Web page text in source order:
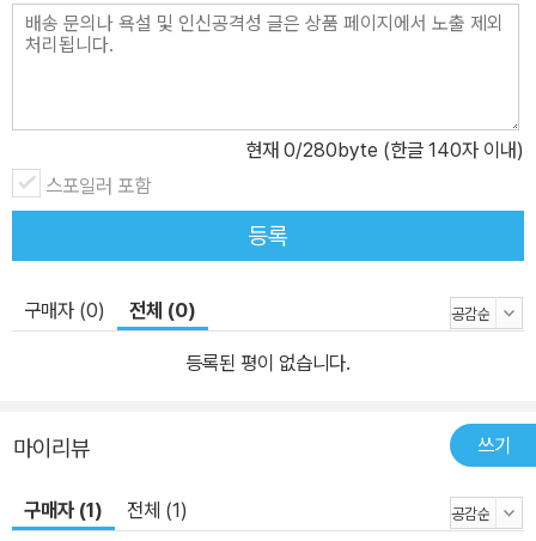
현재 0/280byte (한글 140자 이내)
스포일러 포함
등록
구매자 (0) 전체 (0)
등록된 평이 없습니다.
마이리뷰 쓰기
구매자 (1) 전체 (1)